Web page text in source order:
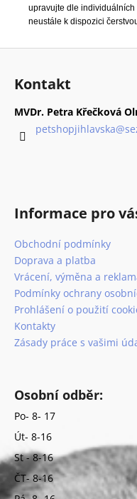
upravujte dle individuálních
neustále k dispozici
Z
Kontakt
MVDr. Petra Křečková
petshopjihlavska@
Informace pro
Obchodní podmínky
Doprava a platba
Vrácení, výměna a
Podmínky ochrany
Prohlášení o použití
Kontakty
Zásady práce s vašimi
Osobní odběr:
Po- 8- 17
Út- 8-16
St - 8-16
ČT- 8-16